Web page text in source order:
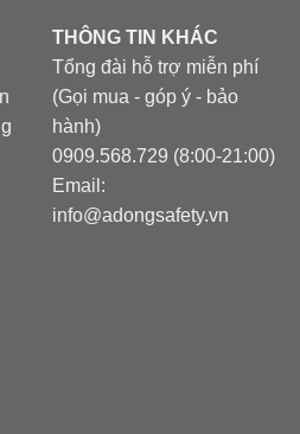
THÔNG TIN KHÁC
Tổng đài hỗ trợ miễn phí
(Gọi mua - góp ý - bảo
hành)
0909.568.729 (8:00-21:00)
Email:
info@adongsafety.vn